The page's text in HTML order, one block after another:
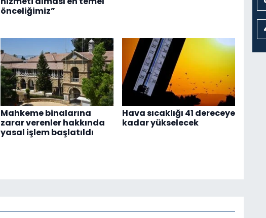
önceliğimiz”
Mahkeme binalarına
zarar verenler hakkında
yasal işlem başlatıldı
Hava sıcaklığı 41 dereceye
kadar yükselecek